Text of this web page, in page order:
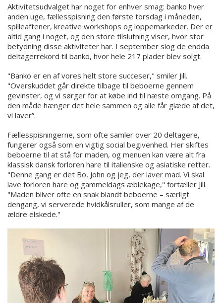
Aktivitetsudvalget har noget for enhver smag: banko hver
anden uge, fællesspisning den første torsdag i måneden,
spilleaftener, kreative workshops og loppemarkeder. Der er
altid gang i noget, og den store tilslutning viser, hvor stor
betydning disse aktiviteter har. I september slog de endda
deltagerrekord til banko, hvor hele 217 plader blev solgt.
"Banko er en af vores helt store succeser," smiler Jill.
"Overskuddet går direkte tilbage til beboerne gennem
gevinster, og vi sørger for at købe ind til næste omgang. På
den måde hænger det hele sammen og alle får glæde af det,
vi laver”.
Fællesspisningerne, som ofte samler over 20 deltagere,
fungerer også som en vigtig social begivenhed. Her skiftes
beboerne til at stå for maden, og menuen kan være alt fra
klassisk dansk forloren hare til italienske og asiatiske retter.
"Denne gang er det Bo, John og jeg, der laver mad. Vi skal
lave forloren hare og gammeldags æblekage," fortæller Jill.
"Maden bliver ofte en snak blandt beboerne – særligt
dengang, vi serverede hvidkålsruller, som mange af de
ældre elskede."